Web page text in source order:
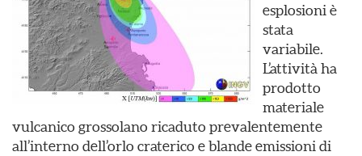
esplosioni è
stata
variabile.
L’attività ha
prodotto
materiale
vulcanico grossolano ricaduto prevalentemente
all’interno dell’orlo craterico e blande emissioni di